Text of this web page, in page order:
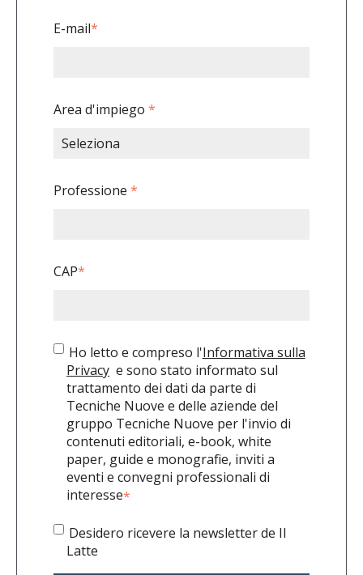
E-mail*
Area d'impiego *
Professione *
CAP*
Ho letto e compreso l'Informativa sulla
Privacy e sono stato informato sul
trattamento dei dati da parte di
Tecniche Nuove e delle aziende del
gruppo Tecniche Nuove per l'invio di
contenuti editoriali, e-book, white
paper, guide e monografie, inviti a
eventi e convegni professionali di
interesse*
Desidero ricevere la newsletter de Il
Latte